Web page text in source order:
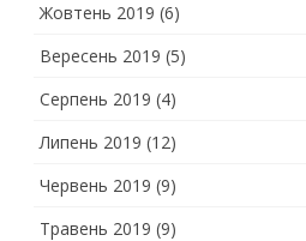
Жовтень 2019 (6)
Вересень 2019 (5)
Серпень 2019 (4)
Липень 2019 (12)
Червень 2019 (9)
Травень 2019 (9)